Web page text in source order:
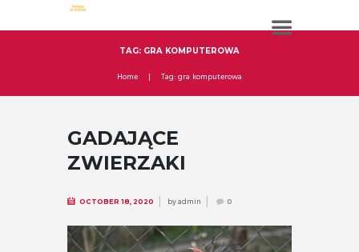
TAG: GRA KOMPUTEROWA
Home Tag: gra komputerowa
GADAJĄCE
ZWIERZAKI
OCTOBER 18, 2020 byadmin 0